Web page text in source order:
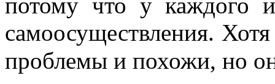
самоосуществления.
проблемы и похожи, но